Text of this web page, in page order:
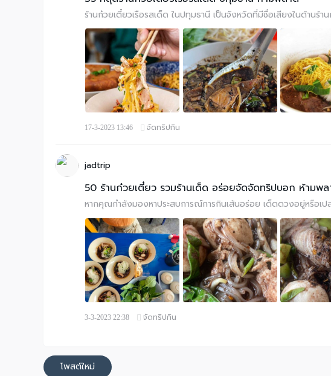
ร้านก๋วยเตี๋ยวเรือรสเด็ด ในปทุมธานี เป็นจังหวัดที่มีชื่อเสียงในด้านร้า
17-3-2023 13:46 จัดทริปกิน
jadtrip
50 ร้านก๋วยเตี๋ยว รวมร้านเด็ด อร่อยจัดจัดทริปบอก ห้ามพ
หากคุณกำลังมองหาประสบการณ์การกินเส้นอร่อย เด็ดดวงอยู่หรือเ
3-3-2023 22:38 จัดทริปกิน
โพสต์ใหม่